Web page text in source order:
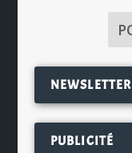
NEWSLETTER
PUBLICITÉ